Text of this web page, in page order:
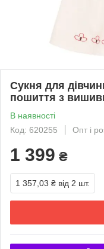
Сукня для
пошиття з
В наявності
Код: 620255
Опт і
1 399 ₴
1 357,03 ₴ від 2 шт.